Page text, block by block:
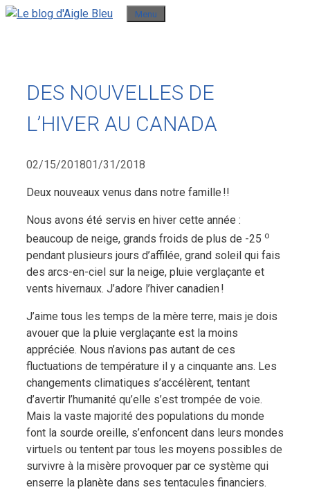
Aller
Menu
DES NOUVELLES DE
L’HIVER AU CANADA
02/15/201801/31/2018
Deux nouveaux venus dans notre famille !!
Nous avons été servis en hiver cette année :
beaucoup de neige, grands froids de plus de -25 o
pendant plusieurs jours d’affilée, grand soleil qui fais
des arcs-en-ciel sur la neige, pluie verglaçante et
vents hivernaux. J’adore l’hiver canadien !
J’aime tous les temps de la mère terre, mais je dois
avouer que la pluie verglaçante est la moins
appréciée. Nous n’avions pas autant de ces
fluctuations de température il y a cinquante ans. Les
changements climatiques s’accélèrent, tentant
d’avertir l’humanité qu’elle s’est trompée de voie.
Mais la vaste majorité des populations du monde
font la sourde oreille, s’enfoncent dans leurs mondes
virtuels ou tentent par tous les moyens possibles de
survivre à la misère provoquer par ce système qui
enserre la planète dans ses tentacules financiers.